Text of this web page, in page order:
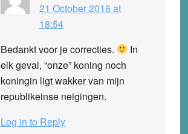
21 October 2016 at
18:54
Bedankt voor je correcties.
In
elk geval, “onze” koning noch
koningin ligt wakker van mijn
republikeinse neigingen.
Log in to Reply